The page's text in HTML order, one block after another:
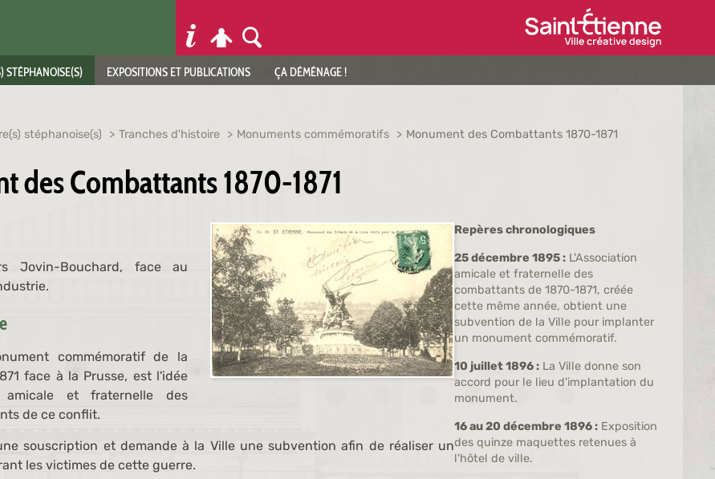
STÉPHANOISE(S) EXPOSITIONS ET PUBLICATIONS ÇA DÉMÉNAGE !
stéphanoise(s) Tranches d'histoire Monuments commémoratifs Monument des Combattants 1870-1871
des Combattants 1870-1871
Jovin-Bouchard, face au
commémoratif de la
face à la Prusse, est l'idée
amicale et fraternelle des
de ce conflit.
souscription et demande à la Ville une subvention afin de réaliser un
les victimes de cette guerre.
Repères chronologiques
25 décembre 1895 : L'Association
amicale et fraternelle des
combattants de 1870-1871, créée
cette même année, obtient une
subvention de la Ville pour implanter
un monument commémoratif.
10 juillet 1896 : La Ville donne son
accord pour le lieu d'implantation du
monument.
16 au 20 décembre 1896 : Exposition
des quinze maquettes retenues à
l'hôtel de ville.